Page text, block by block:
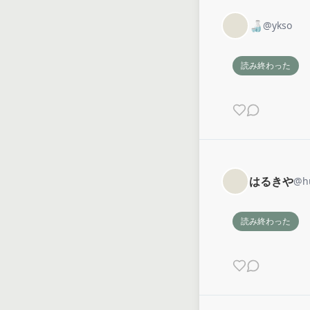
🍶 @ykso
読み終わった
はるきや@
読み終わった